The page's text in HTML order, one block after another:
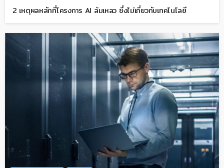
2 เหตุผลหลักที่โครงการ AI ล้มเหลว ซึ่งไม่เกี่ยวกับเทคโนโลยี